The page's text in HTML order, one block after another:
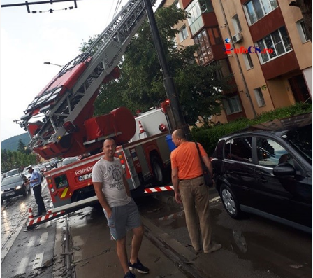
Ștrandul Termal Ring din Oravița – locul unde natura a ascuns un izvor de
Miresme de lavandă, mentă și flori de vară și râsete de copii la Carașova VIDEO